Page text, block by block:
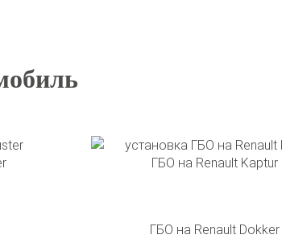
ГБО на Renault Kaptur
ГБО на Renault Dokker